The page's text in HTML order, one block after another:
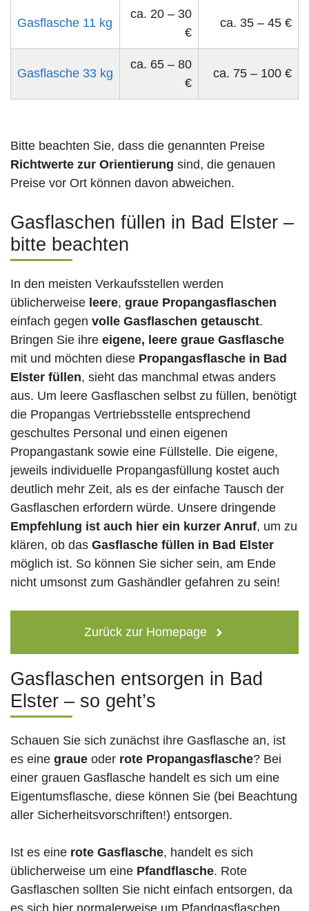
Gasflasche 11 kg
ca. 20 – 30
€
ca. 35 – 45 €
Gasflasche 33 kg
ca. 65 – 80
€
ca. 75 – 100 €
Bitte beachten Sie, dass die genannten Preise
Richtwerte zur Orientierung sind, die genauen
Preise vor Ort können davon abweichen.
Gasflaschen füllen in Bad Elster –
bitte beachten
In den meisten Verkaufsstellen werden
üblicherweise leere, graue Propangasflaschen
einfach gegen volle Gasflaschen getauscht.
Bringen Sie ihre eigene, leere graue Gasflasche
mit und möchten diese Propangasflasche in Bad
Elster füllen, sieht das manchmal etwas anders
aus. Um leere Gasflaschen selbst zu füllen, benötigt
die Propangas Vertriebsstelle entsprechend
geschultes Personal und einen eigenen
Propangastank sowie eine Füllstelle. Die eigene,
jeweils individuelle Propangasfüllung kostet auch
deutlich mehr Zeit, als es der einfache Tausch der
Gasflaschen erfordern würde. Unsere dringende
Empfehlung ist auch hier ein kurzer Anruf, um zu
klären, ob das Gasflasche füllen in Bad Elster
möglich ist. So können Sie sicher sein, am Ende
nicht umsonst zum Gashändler gefahren zu sein!
Zurück zur Homepage
Gasflaschen entsorgen in Bad
Elster – so geht’s
Schauen Sie sich zunächst ihre Gasflasche an, ist
es eine graue oder rote Propangasflasche? Bei
einer grauen Gasflasche handelt es sich um eine
Eigentumsflasche, diese können Sie (bei Beachtung
aller Sicherheitsvorschriften!) entsorgen.
Ist es eine rote Gasflasche, handelt es sich
üblicherweise um eine Pfandflasche. Rote
Gasflaschen sollten Sie nicht einfach entsorgen, da